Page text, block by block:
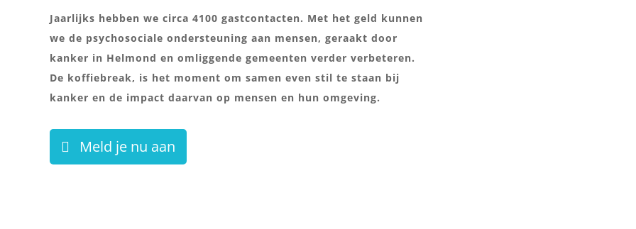
Jaarlijks hebben we circa 4100 gastcontacten. Met het geld kunnen
we de psychosociale ondersteuning aan mensen, geraakt door
kanker in Helmond en omliggende gemeenten verder verbeteren.
De koffiebreak, is het moment om samen even stil te staan bij
kanker en de impact daarvan op mensen en hun omgeving.
Meld je nu aan